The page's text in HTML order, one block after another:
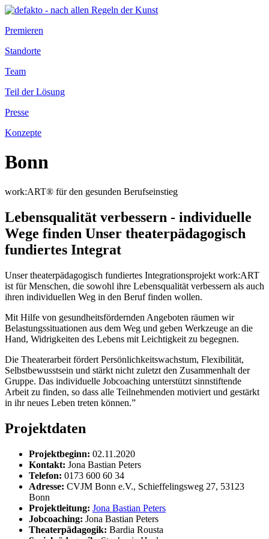
Premieren
Standorte
Team
Teil der Lösung
Presse
Konzepte
Bonn
work:ART® für den gesunden Berufseinstieg
Lebensqualität verbessern - individuelle
Wege finden Unser theaterpädagogisch
fundiertes Integrat
Unser theaterpädagogisch fundiertes Integrationsprojekt work:ART
ist für Menschen, die sowohl ihre Lebensqualität verbessern als auch
ihren individuellen Weg in den Beruf finden wollen.
Mit Hilfe von gesundheitsfördernden Angeboten räumen wir
Belastungssituationen aus dem Weg und geben Werkzeuge an die
Hand, Widrigkeiten des Lebens mit Leichtigkeit zu begegnen.
Die Theaterarbeit fördert Persönlichkeitswachstum, Flexibilität,
Selbstbewusstsein und stärkt nicht zuletzt den Zusammenhalt der
Gruppe. Das individuelle Jobcoaching unterstützt sinnstiftende
Arbeit zu finden, so dass alle Teilnehmenden motiviert und gestärkt
in ihr neues Leben treten können.”
Projektdaten
Projektbeginn: 02.11.2020
Kontakt: Jona Bastian Peters
Telefon: 0173 600 60 34
Adresse: CVJM Bonn e.V., Schieffelingsweg 27, 53123
Bonn
Projektleitung: Jona Bastian Peters
Jobcoaching: Jona Bastian Peters
Theaterpädagogik: Bardia Rousta